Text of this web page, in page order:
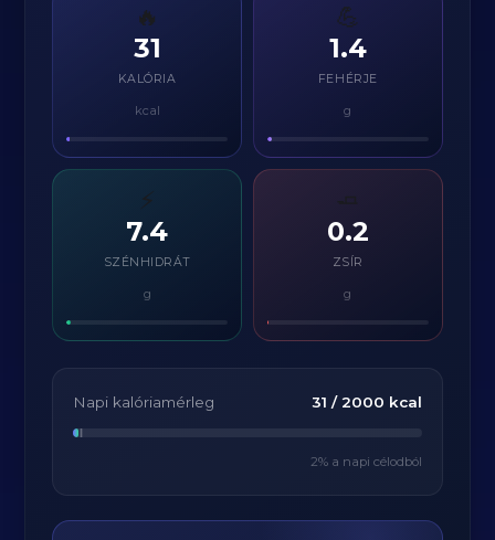
🔥
31
KALÓRIA
kcal
💪
1.4
FEHÉRJE
g
⚡
7.4
SZÉNHIDRÁT
g
0.2
ZSÍR
g
Napi kalóriamérleg 31 / 2000 kcal
2% a napi célodból